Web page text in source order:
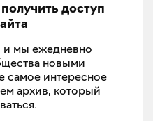
доступ
и мы ежедневно
новыми
самое интересное
архив, который